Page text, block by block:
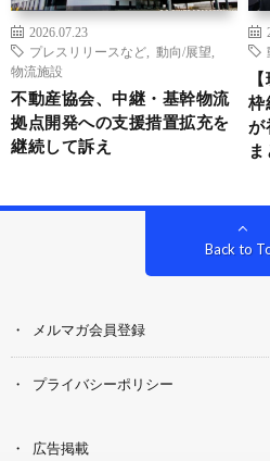
2026.07.23
プレスリリースなど
動向/展望
物流施設
不動産協会、中継・基幹物流
拠点開発への支援措置拡充を
継続して訴え
枠
が
Back to
メルマガ会員登録
プライバシーポリシー
広告掲載